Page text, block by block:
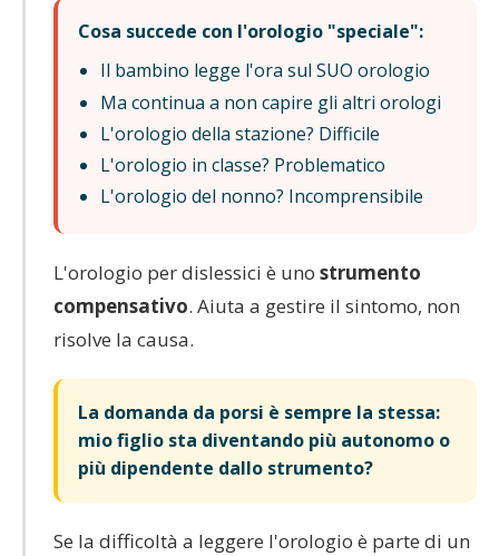
Cosa succede con l'orologio "speciale":
Il bambino legge l'ora sul SUO orologio
Ma continua a non capire gli altri orologi
L'orologio della stazione? Difficile
L'orologio in classe? Problematico
L'orologio del nonno? Incomprensibile
L'orologio per dislessici è uno strumento
compensativo. Aiuta a gestire il sintomo, non
risolve la causa.
La domanda da porsi è sempre la stessa:
mio figlio sta diventando più autonomo o
più dipendente dallo strumento?
Se la difficoltà a leggere l'orologio è parte di un